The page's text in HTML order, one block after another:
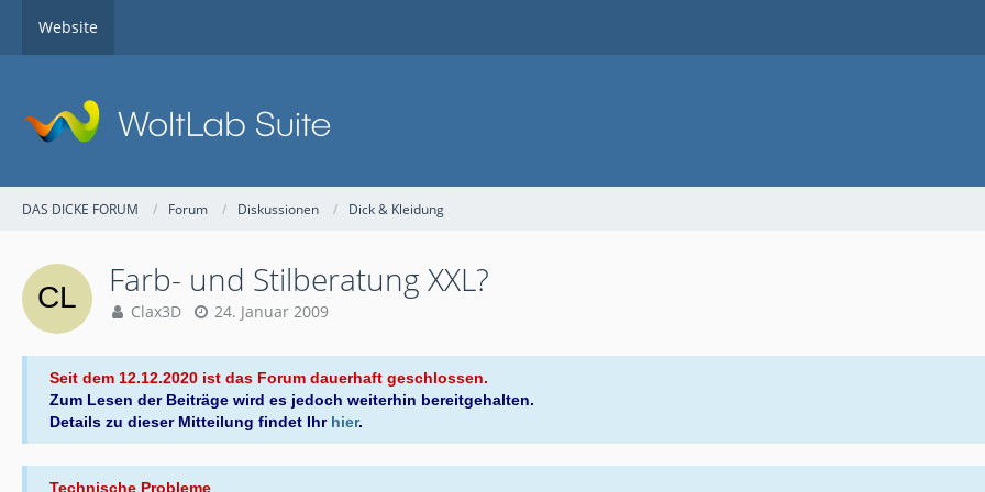
Website
DAS DICKE FORUM Forum Diskussionen Dick & Kleidung
Farb- und Stilberatung XXL?
Clax3D 24. Januar 2009
Seit dem 12.12.2020 ist das Forum dauerhaft geschlossen.
Zum Lesen der Beiträge wird es jedoch weiterhin bereitgehalten.
Details zu dieser Mitteilung findet Ihr hier.
Technische Probleme